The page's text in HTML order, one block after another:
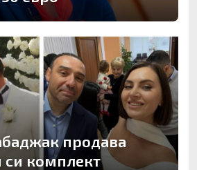
продава
си комплект